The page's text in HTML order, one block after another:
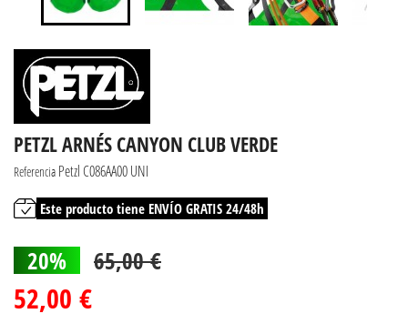
PETZL ARNÉS CANYON CLUB VERDE
Referencia Petzl C086AA00 UNI
Este producto tiene ENVÍO GRATIS 24/48h
20% 65,00 €
52,00 €